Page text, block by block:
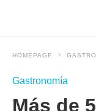
HOMEPAGE
Gastronomía
Más de